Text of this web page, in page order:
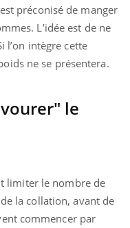
préconisé de manger
L’idée est de ne
l’on intègre cette
ne se présentera.
le
limiter le nombre de
la collation, avant de
commencer par